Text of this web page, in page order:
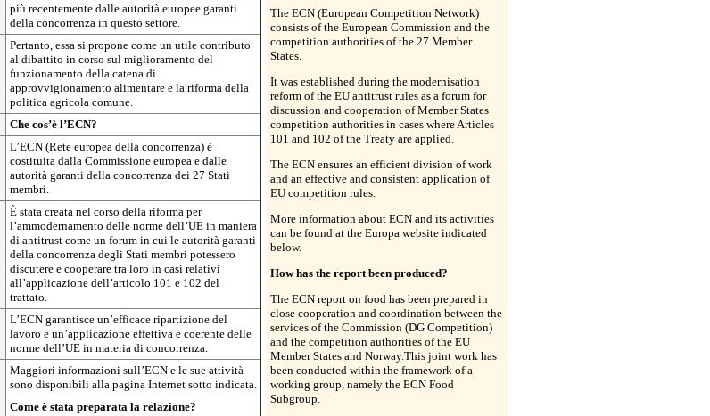
più recentemente dalle autorità europee garanti
della concorrenza in questo settore.
Pertanto, essa si propone come un utile contributo
al dibattito in corso sul miglioramento del
funzionamento della catena di
approvvigionamento alimentare e la riforma della
politica agricola comune.
Che cos’è l’ECN?
L’ECN (Rete europea della concorrenza) è
costituita dalla Commissione europea e dalle
autorità garanti della concorrenza dei 27 Stati
membri.
È stata creata nel corso della riforma per
l’ammodernamento delle norme dell’UE in maniera
di antitrust come un forum in cui le autorità garanti
della concorrenza degli Stati membri potessero
discutere e cooperare tra loro in casi relativi
all’applicazione dell’articolo 101 e 102 del
trattato.
L’ECN garantisce un’efficace ripartizione del
lavoro e un’applicazione effettiva e coerente delle
norme dell’UE in materia di concorrenza.
Maggiori informazioni sull’ECN e le sue attività
sono disponibili alla pagina Internet sotto indicata.
Come è stata preparata la relazione?
The ECN (European Competition Network)
consists of the European Commission and the
competition authorities of the 27 Member
States.
It was established during the modernisation
reform of the EU antitrust rules as a forum for
discussion and cooperation of Member States
competition authorities in cases where Articles
101 and 102 of the Treaty are applied.
The ECN ensures an efficient division of work
and an effective and consistent application of
EU competition rules.
More information about ECN and its activities
can be found at the Europa website indicated
below.
How has the report been produced?
The ECN report on food has been prepared in
close cooperation and coordination between the
services of the Commission (DG Competition)
and the competition authorities of the EU
Member States and Norway.This joint work has
been conducted within the framework of a
working group, namely the ECN Food
Subgroup.